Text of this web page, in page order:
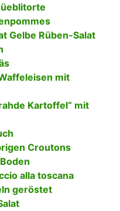
Gelbe Rüben-Salat
mit
Kartoffel“ mit
Croutons
alla toscana
geröstet